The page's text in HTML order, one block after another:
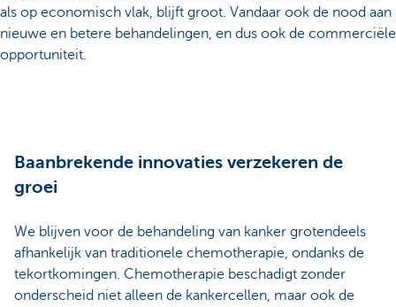
als op economisch vlak, blijft groot. Vandaar ook de nood aan
nieuwe en betere behandelingen, en dus ook de commerciële
opportuniteit.
Baanbrekende innovaties verzekeren de
groei
We blijven voor de behandeling van kanker grotendeels
afhankelijk van traditionele chemotherapie, ondanks de
tekortkomingen. Chemotherapie beschadigt zonder
onderscheid niet alleen de kankercellen, maar ook de